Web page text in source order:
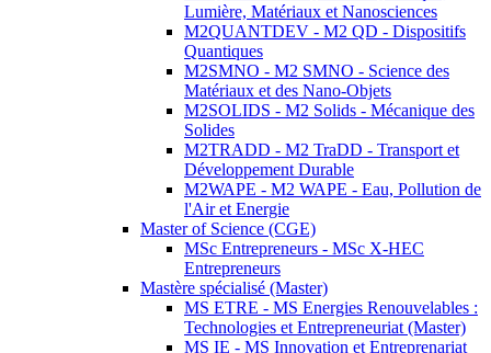
Lumière, Matériaux et Nanosciences
M2QUANTDEV - M2 QD - Dispositifs
Quantiques
M2SMNO - M2 SMNO - Science des
Matériaux et des Nano-Objets
M2SOLIDS - M2 Solids - Mécanique des
Solides
M2TRADD - M2 TraDD - Transport et
Développement Durable
M2WAPE - M2 WAPE - Eau, Pollution de
l'Air et Energie
Master of Science (CGE)
MSc Entrepreneurs - MSc X-HEC
Entrepreneurs
Mastère spécialisé (Master)
MS ETRE - MS Energies Renouvelables :
Technologies et Entrepreneuriat (Master)
MS IE - MS Innovation et Entreprenariat